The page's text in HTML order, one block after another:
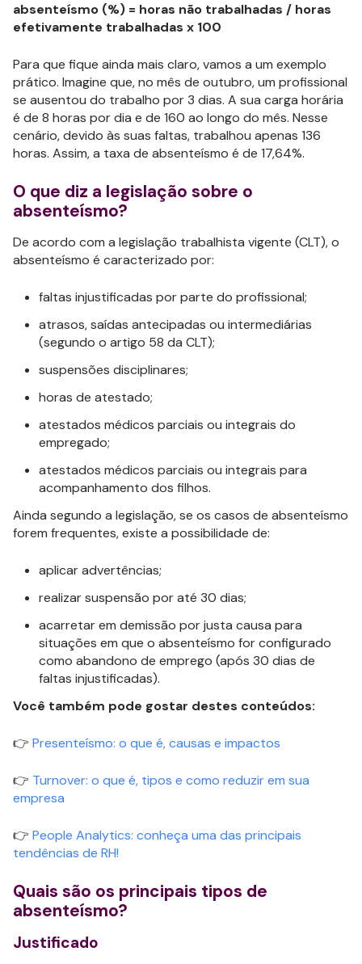
absenteísmo (%) = horas não trabalhadas / horas
efetivamente trabalhadas x 100
Para que fique ainda mais claro, vamos a um exemplo
prático. Imagine que, no mês de outubro, um profissional
se ausentou do trabalho por 3 dias. A sua carga horária
é de 8 horas por dia e de 160 ao longo do mês. Nesse
cenário, devido às suas faltas, trabalhou apenas 136
horas. Assim, a taxa de absenteísmo é de 17,64%.
O que diz a legislação sobre o
absenteísmo?
De acordo com a legislação trabalhista vigente (CLT), o
absenteísmo é caracterizado por:
faltas injustificadas por parte do profissional;
atrasos, saídas antecipadas ou intermediárias
(segundo o artigo 58 da CLT);
suspensões disciplinares;
horas de atestado;
atestados médicos parciais ou integrais do
empregado;
atestados médicos parciais ou integrais para
acompanhamento dos filhos.
Ainda segundo a legislação, se os casos de absenteísmo
forem frequentes, existe a possibilidade de:
aplicar advertências;
realizar suspensão por até 30 dias;
acarretar em demissão por justa causa para
situações em que o absenteísmo for configurado
como abandono de emprego (após 30 dias de
faltas injustificadas).
Você também pode gostar destes conteúdos:
👉 Presenteísmo: o que é, causas e impactos
👉 Turnover: o que é, tipos e como reduzir em sua
empresa
👉 People Analytics: conheça uma das principais
tendências de RH!
Quais são os principais tipos de
absenteísmo?
Justificado